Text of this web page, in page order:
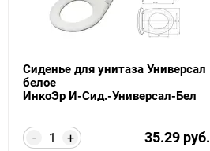
Сиденье для унитаза Универсал
белое
ИнкоЭр И-Сид.-Универсал-Бел
+
- 35.29 руб.